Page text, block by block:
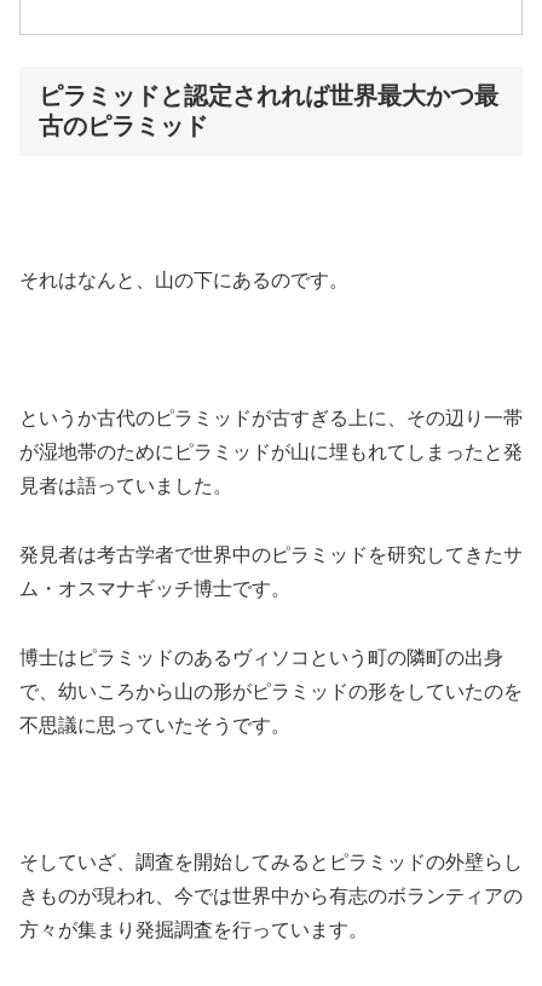
ピラミッドと認定されれば世界最大かつ最
古のピラミッド
それはなんと、山の下にあるのです。
というか古代のピラミッドが古すぎる上に、その辺り一帯
が湿地帯のためにピラミッドが山に埋もれてしまったと発
見者は語っていました。
発見者は考古学者で世界中のピラミッドを研究してきたサ
ム・オスマナギッチ博士です。
博士はピラミッドのあるヴィソコという町の隣町の出身
で、幼いころから山の形がピラミッドの形をしていたのを
不思議に思っていたそうです。
そしていざ、調査を開始してみるとピラミッドの外壁らし
きものが現われ、今では世界中から有志のボランティアの
方々が集まり発掘調査を行っています。